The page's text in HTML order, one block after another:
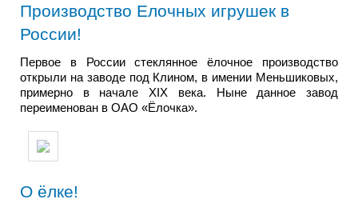
Производство Елочных игрушек в
России!
Первое в России стеклянное ёлочное производство
открыли на заводе под Клином, в имении Меньшиковых,
примерно в начале XIX века. Ныне данное завод
переименован в ОАО «Ёлочка».
О ёлке!